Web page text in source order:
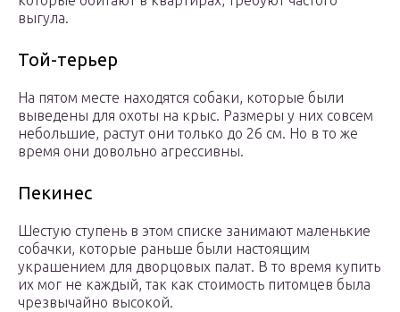
выгула.
Той-терьер
На пятом месте находятся собаки, которые были
выведены для охоты на крыс. Размеры у них совсем
небольшие, растут они только до 26 см. Но в то же
время они довольно агрессивны.
Пекинес
Шестую ступень в этом списке занимают маленькие
собачки, которые раньше были настоящим
украшением для дворцовых палат. В то время купить
их мог не каждый, так как стоимость питомцев была
чрезвычайно высокой.